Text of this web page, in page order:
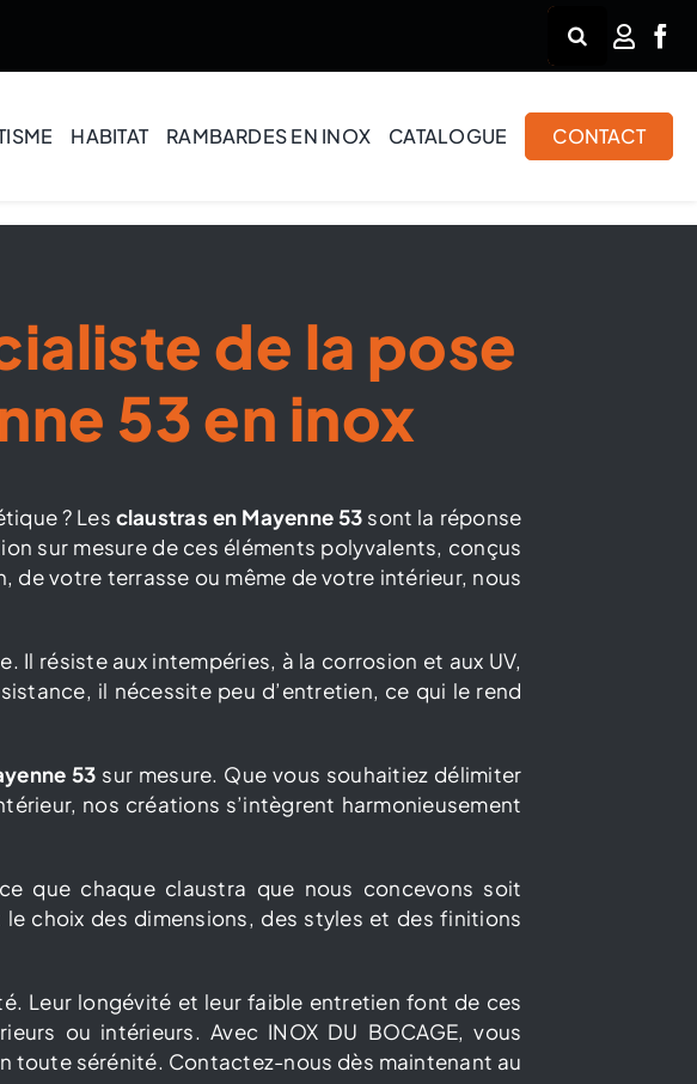
Rechercher:
HABITAT RAMBARDES EN INOX CATALOGUE CONTACT
de la pose
53 en inox
? Les claustras en Mayenne 53 sont la réponse
sur mesure de ces éléments polyvalents, conçus
de votre terrasse ou même de votre intérieur, nous
Il résiste aux intempéries, à la corrosion et aux UV,
il nécessite peu d’entretien, ce qui le rend
53 sur mesure. Que vous souhaitiez délimiter
nos créations s’intègrent harmonieusement
que chaque claustra que nous concevons soit
choix des dimensions, des styles et des finitions
Leur longévité et leur faible entretien font de ces
ou intérieurs. Avec INOX DU BOCAGE, vous
toute sérénité. Contactez-nous dès maintenant au